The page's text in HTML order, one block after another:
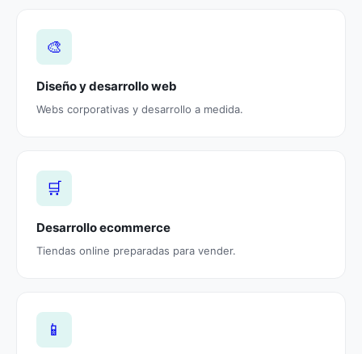
🎨
Diseño y desarrollo web
Webs corporativas y desarrollo a medida.
🛒
Desarrollo ecommerce
Tiendas online preparadas para vender.
📱